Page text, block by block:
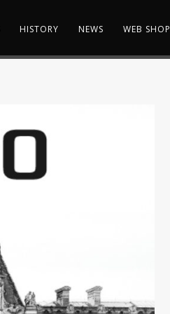
HISTORY NEWS WEB SHOP